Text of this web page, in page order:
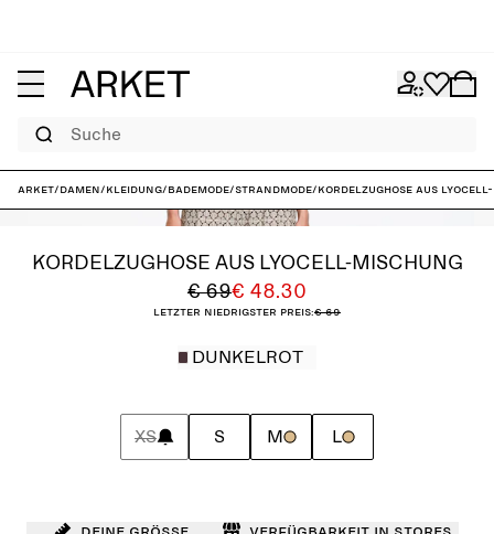
Suche
ARKET/Damen/Kleidung/Bademode/Strandmode/Kordelzughose aus
KORDELZUGHOSE AUS LYOCELL-MISCHUNG
€ 69€ 48.30
Letzter niedrigster Preis:€ 69
DUNKELROT
XS S M L